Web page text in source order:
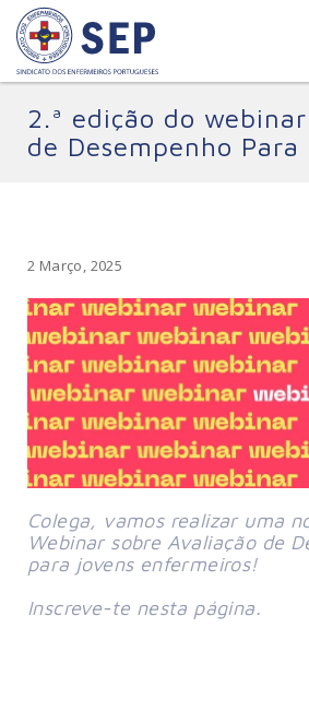
2.ª edição do
de Desempenho Para
2 Março, 2025
Colega, vamos realizar uma
Webinar sobre Avaliação de
para jovens enfermeiros!
Inscreve-te nesta página.